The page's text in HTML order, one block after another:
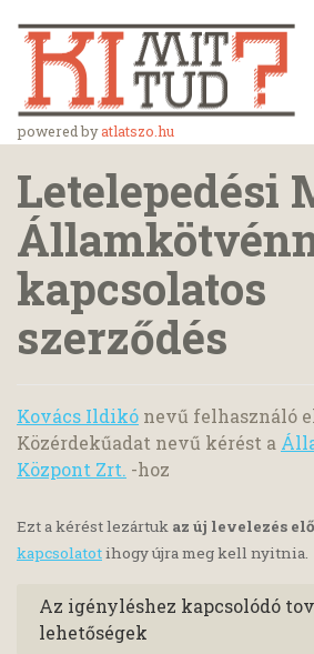
powered byatlatszo.hu
Letelepedési
kapcsolatos
szerződés
Kovács Ildikó nevű felhasználó
Közérdekűadat nevű kérést a
Központ Zrt. -hoz
Ezt a kérést lezártuk az új levelezés
kapcsolatotihogy újra meg kell nyitnia.
Az igényléshez kapcsolódó
lehetőségek